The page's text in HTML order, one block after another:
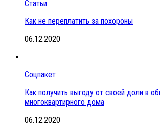
Статьи
Как не переплатить за похороны
06.12.2020
Соцпакет
Как получить выгоду от своей доли в
многоквартирного дома
06.12.2020